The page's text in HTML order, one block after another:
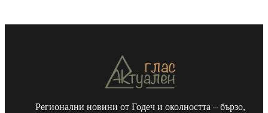
Регионални новини от Годеч и околността – бързо,